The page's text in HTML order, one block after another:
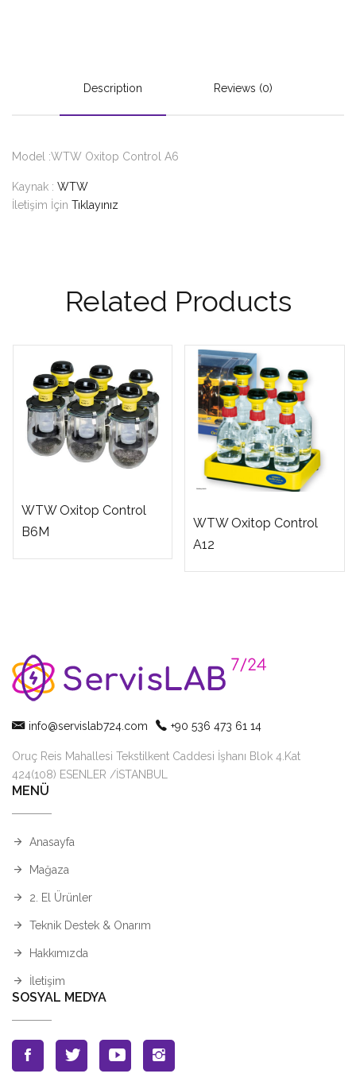
Description Reviews (0)
Model :WTW Oxitop Control A6
Kaynak : WTW
İletişim İçin Tıklayınız
Related Products
WTW Oxitop Control
B6M
WTW Oxitop Control
A12
info@servislab724.com +90 536 473 61 14
Oruç Reis Mahallesi Tekstilkent Caddesi İşhanı Blok 4.Kat
424(108) ESENLER /İSTANBUL
MENÜ
Anasayfa
Mağaza
2. El Ürünler
Teknik Destek & Onarım
Hakkımızda
İletişim
SOSYAL MEDYA